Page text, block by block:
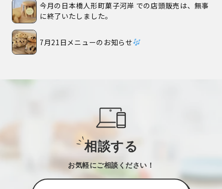
今月の日本橋人形町菓子河岸 での店頭販売は、無事
に終了いたしました。
7月21日メニューのお知らせ
相談する
お気軽にご相談ください！